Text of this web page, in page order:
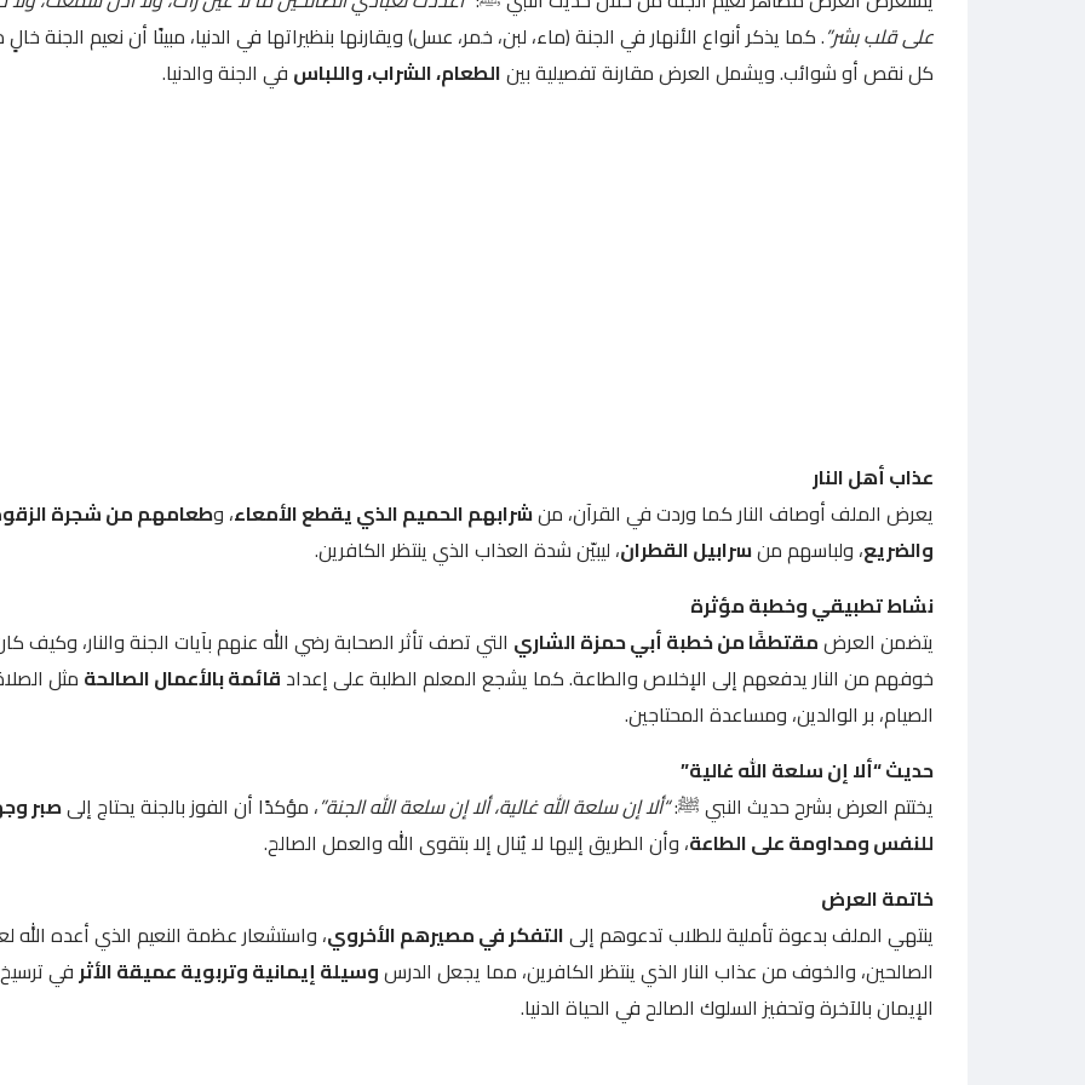
على قلب بشر”. كما يذكر أنواع الأنهار في الجنة (ماء، لبن، خمر، عسل) ويقارنها بنظيراتها في الدنيا، مبينًا أن نعيم الجنة
كل نقص أو شوائب. ويشمل العرض مقارنة تفصيلية بينالطعام، الشراب، واللباس في الجنة والدنيا.
عذاب أهل النار
يعرض الملف أوصاف النار كما وردت في القرآن، منشرابهم الحميم الذي يقطع الأمعاء، وطعامهم من شجرة
والضريع، ولباسهم منسرابيل القطران، ليبيّن شدة العذاب الذي ينتظر الكافرين.
نشاط تطبيقي وخطبة مؤثرة
يتضمن العرضمقتطفًا من خطبة أبي حمزة الشاري التي تصف تأثر الصحابة رضي الله عنهم بآيات الجنة والنار، وكيف
خوفهم من النار يدفعهم إلى الإخلاص والطاعة. كما يشجع المعلم الطلبة على إعداد قائمة بالأعمال الصالحة مثل
الصيام، بر الوالدين، ومساعدة المحتاجين.
حديث “ألا إن سلعة الله غالية”
يختتم العرض بشرح حديث النبي ﷺ:“ألا إن سلعة الله غالية، ألا إن سلعة الله الجنة”، مؤكدًا أن الفوز بالجنة يحتاج إلىصبر
للنفس ومداومة على الطاعة، وأن الطريق إليها لا يُنال إلا بتقوى الله والعمل الصالح.
خاتمة العرض
ينتهي الملف بدعوة تأملية للطلاب تدعوهم إلىالتفكر في مصيرهم الأخروي، واستشعار عظمة النعيم الذي أعده الله
الصالحين، والخوف من عذاب النار الذي ينتظر الكافرين، مما يجعل الدرسوسيلة إيمانية وتربوية عميقة الأثر في ترسيخ
الإيمان بالآخرة وتحفيز السلوك الصالح في الحياة الدنيا.